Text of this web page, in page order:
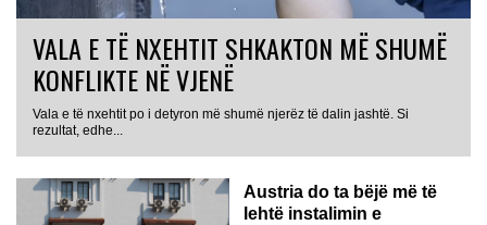
VALA E TË NXEHTIT SHKAKTON MË SHUMË
KONFLIKTE NË VJENË
Vala e të nxehtit po i detyron më shumë njerëz të dalin jashtë. Si
rezultat, edhe...
Austria do ta bëjë më të
lehtë instalimin e